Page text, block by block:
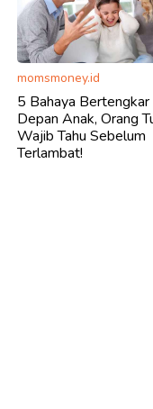
momsmoney.id
5 Bahaya Bertengkar
Depan Anak, Orang
Wajib Tahu Sebelum
Terlambat!